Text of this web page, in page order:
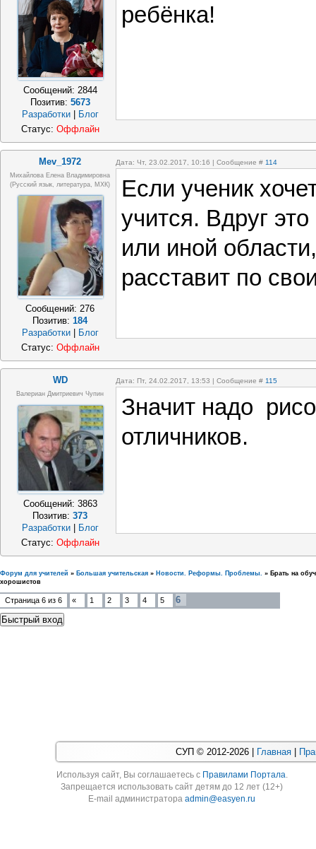
Сообщений: 2844
Позитив: 5673
Разработки
Блог
ребёнка!
Статус: Оффлайн
Mev_1972 Дата: Чт, 23.02.2017, 10:16 | Сообщение # 114
Михайлова Елена Владимировна
(Русский язык, литература, МХК)
Сообщений:276
Позитив:184
Разработки
Блог
Если ученик
учится. Вдруг
или иной
расставит по
Статус: Оффлайн
WD Дата: Пт, 24.02.2017, 13:53 | Сообщение # 115
Валериан Дмитриевич Чупин
Сообщений: 3863
Позитив:373
Разработки
Блог
Значит надо
отличников.
Статус: Оффлайн
Форум для учителей » Большая учительская » Новости. Реформы. Проблемы. » Брать на
хорошистов
Страница 6 из 6 « 1 2 3 4 5 6
СУП © 2012-2026 | Главная
Используя cайт, Вы соглашаетесь с Правилами Портала.
Запрещается использовать сайт детям до 12 лет (12+)
E-mail администратораadmin@easyen.ru